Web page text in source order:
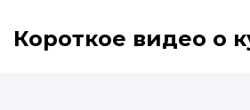
Короткое видео о